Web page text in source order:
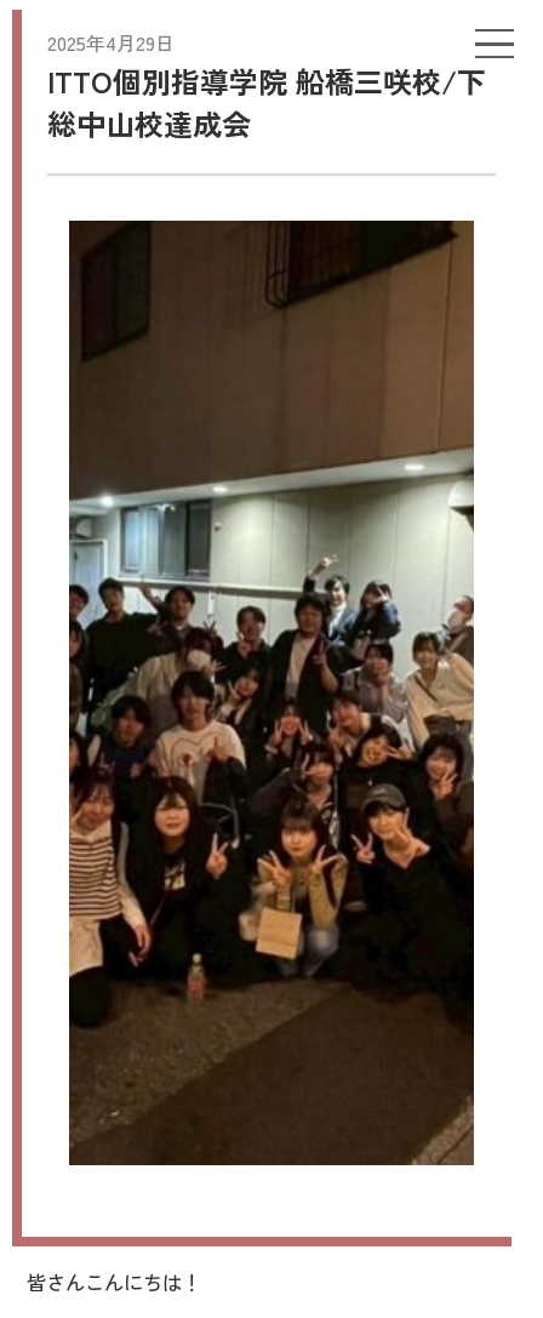
2025年4月29日
ITTO個別指導学院 船橋三咲校/下
総中山校達成会
皆さんこんにちは！